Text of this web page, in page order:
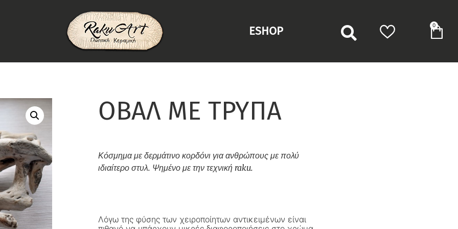
ESHOP 0
ΟΒΑΛ ΜΕ ΤΡΥΠΑ
Κόσμημα με δερμάτινο κορδόνι για ανθρώπους με πολύ
ιδιαίτερο στυλ. Ψημένο με την τεχνική raku.
Λόγω της φύσης των χειροποίητων αντικειμένων είναι